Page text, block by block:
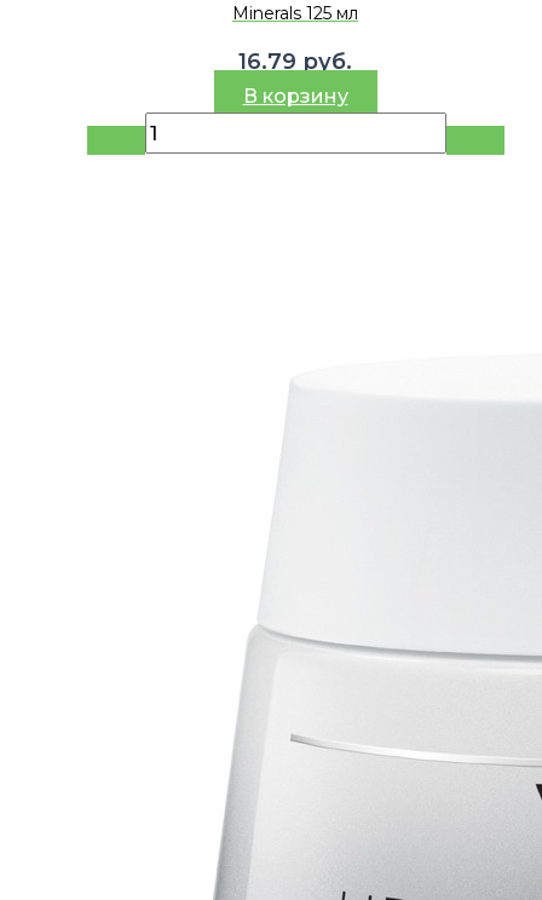
Minerals 125 мл
16.79 руб.
В корзину